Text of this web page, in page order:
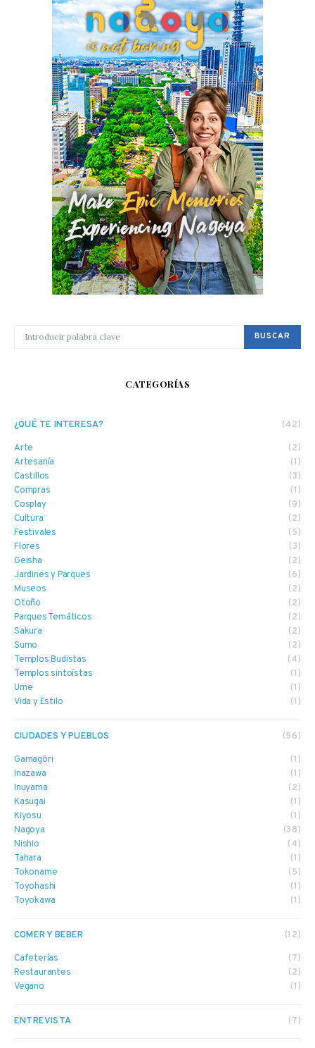
BUSCAR
CATEGORÍAS
¿QUÉ TE INTERESA? (42)
Arte
(2)
Artesanía
(1)
Castillos
(3)
Compras
(1)
Cosplay
(9)
Cultura
(2)
Festivales
(5)
Flores
(3)
Geisha
(2)
Jardines y Parques
(6)
Museos
(2)
Otoño
(2)
Parques Temáticos
(2)
Sakura
(2)
Sumo
(2)
Templos Budistas
(4)
Templos sintoístas
(1)
Ume
(1)
Vida y Estilo
(1)
CIUDADES Y PUEBLOS (56)
Gamagōri
(1)
Inazawa
(1)
Inuyama
(2)
Kasugai
(1)
Kiyosu
(1)
Nagoya
(38)
Nishio
(4)
Tahara
(1)
Tokoname
(5)
Toyohashi
(1)
Toyokawa
(1)
COMER Y BEBER (12)
Cafeterías
(7)
Restaurantes
(2)
Vegano
(1)
ENTREVISTA (7)